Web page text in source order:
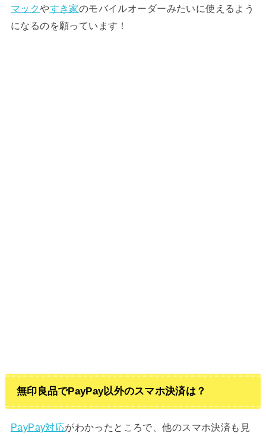
マックやすき家のモバイルオーダーみたいに使えるよう
になるのを願っています！
無印良品でPayPay以外のスマホ決済は？
PayPay対応がわかったところで、他のスマホ決済も見